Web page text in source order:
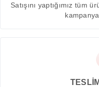
Satışını yaptığımız tüm